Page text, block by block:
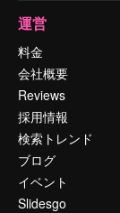
運営
料金
会社概要
Reviews
採用情報
検索トレンド
ブログ
イベント
Slidesgo